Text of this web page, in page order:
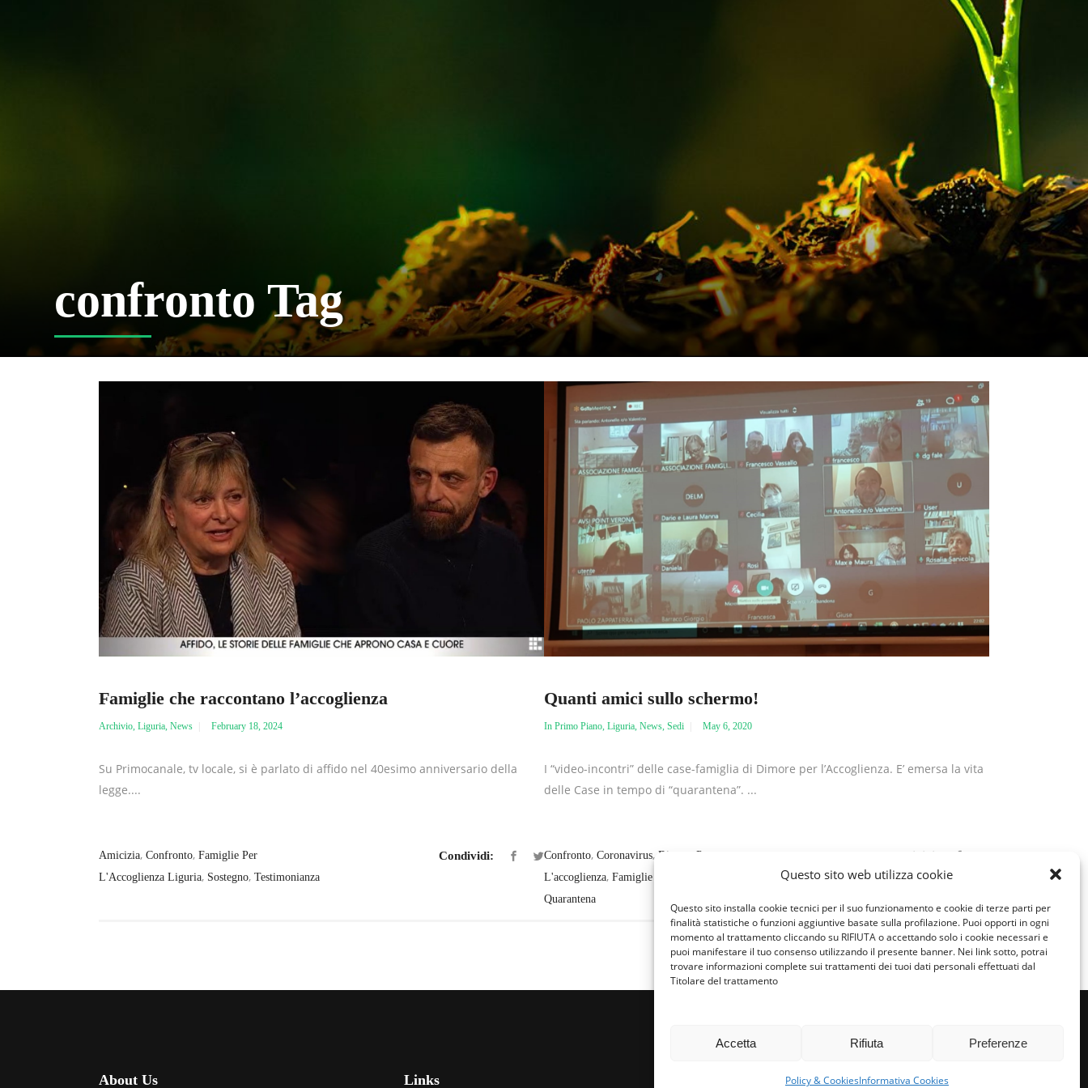
Questo sito web utilizza cookie
Questo sito installa cookie tecnici per il suo funzionamento e cookie di terze parti per
finalità statistiche o funzioni aggiuntive basate sulla profilazione. Puoi opporti in ogni
momento al trattamento cliccando su RIFIUTA o accettando solo i cookie necessari e
puoi manifestare il tuo consenso utilizzando il presente banner. Nei link sotto, potrai
trovare informazioni complete sui trattamenti dei tuoi dati personali effettuati dal
Titolare del trattamento
Accetta Rifiuta Preferenze
Policy & CookiesInformativa Cookies
confronto Tag
Famiglie che raccontano l’accoglienza
Archivio, Liguria, News February 18, 2024
Su Primocanale, tv locale, si è parlato di affido nel 40esimo anniversario della
legge....
Amicizia, Confronto, Famiglie Per
L'Accoglienza Liguria, Sostegno, Testimonianza
Condividi:
Quanti amici sullo schermo!
In Primo Piano, Liguria, News, Sedi May 6, 2020
I “video-incontri” delle case-famiglia di Dimore per l’Accoglienza. E’ emersa la vita
delle Case in tempo di “quarantena”. ...
Confronto, Coronavirus, Dimore Per
L'accoglienza, Famiglie Per L'Accoglienza
Quarantena
Condividi:
About Us Links Famiglie per l’accoglienza nel mondo